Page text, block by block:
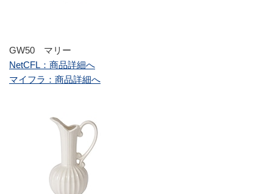
GW50 マリー
NetCFL：商品詳細へ
マイフラ：商品詳細へ